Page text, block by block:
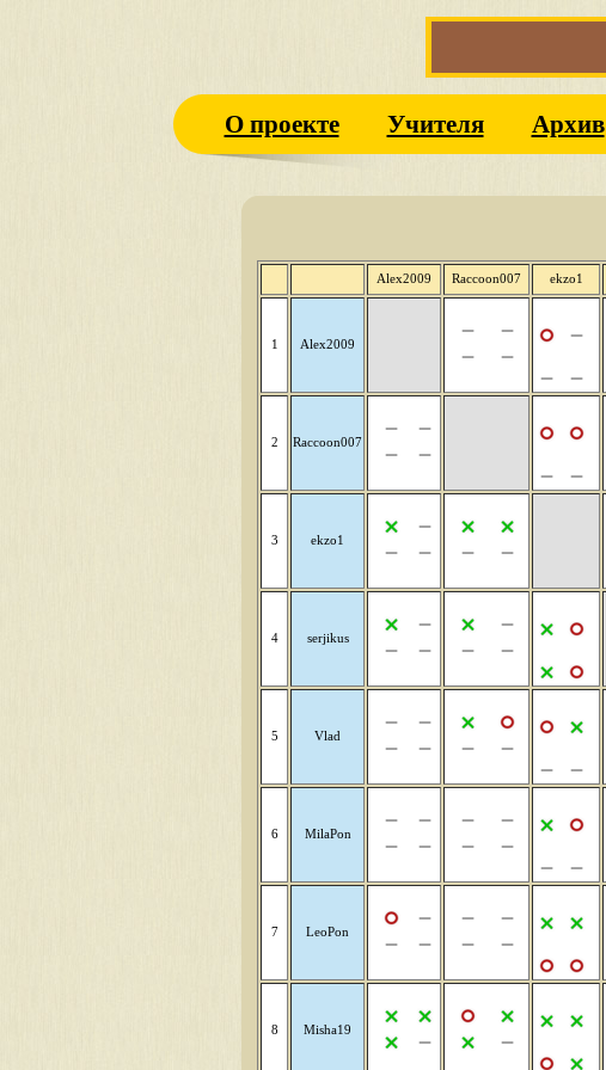
О проекте Учителя Архив
Alex2009 Raccoon007 ekzo1
1 Alex2009
2 Raccoon007
3 ekzo1
4 serjikus
5 Vlad
6 MilaPon
7 LeoPon
8 Misha19